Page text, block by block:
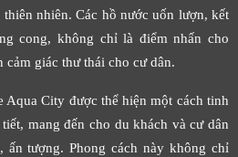
nhiên. Các hồ nước uốn lượn, kết
cong, không chỉ là điểm nhấn cho
cảm giác thư thái cho cư dân.
Aqua City được thể hiện một cách tinh
mang đến cho du khách và cư dân
ấn tượng. Phong cách này không chỉ